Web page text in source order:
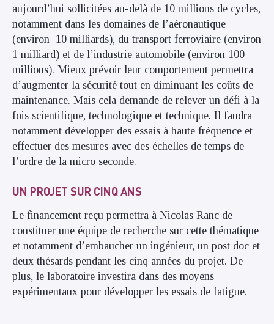
aujourd’hui sollicitées au-delà de 10 millions de cycles,
notamment dans les domaines de l’aéronautique
(environ 10 milliards), du transport ferroviaire (environ
1 milliard) et de l’industrie automobile (environ 100
millions). Mieux prévoir leur comportement permettra
d’augmenter la sécurité tout en diminuant les coûts de
maintenance. Mais cela demande de relever un défi à la
fois scientifique, technologique et technique. Il faudra
notamment développer des essais à haute fréquence et
effectuer des mesures avec des échelles de temps de
l’ordre de la micro seconde.
UN PROJET SUR CINQ ANS
Le financement reçu permettra à Nicolas Ranc de
constituer une équipe de recherche sur cette thématique
et notamment d’embaucher un ingénieur, un post doc et
deux thésards pendant les cinq années du projet. De
plus, le laboratoire investira dans des moyens
expérimentaux pour développer les essais de fatigue.